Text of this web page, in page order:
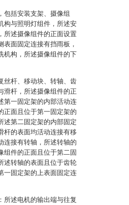
包括安装支架、摄像组
构与照明灯组件，所述安
所述摄像组件的正面设置
面固定连接有挡雨板，
机构，所述摄像组件的下
丝杆、移动块、转轴、齿
滑杆，所述摄像组件的正
第一固定架的内部活动连
正面且位于第一固定架的
述第二固定架的内部固定
杆的表面均活动连接有移
连接有转轴，所述转轴的
组件的正面且位于第二固
述转轴的表面且位于齿轮
一固定架的上表面固定连
所述电机的输出端与往复